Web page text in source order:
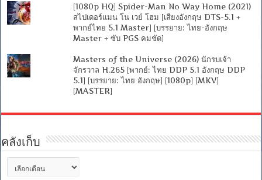
[1080p HQ] Spider-Man No Way Home (2021)
สไปเดอร์แมน โน เวย์ โฮม [เสียงอังกฤษ DTS-5.1 +
พากย์ไทย 5.1 Master] [บรรยาย: ไทย-อังกฤษ
Master + ซับ PGS คมชัด]
Masters of the Universe (2026) นักรบเจ้า
จักรวาล H.265 [พากย์: ไทย DDP 5.1 อังกฤษ DDP
5.1] [บรรยาย: ไทย อังกฤษ] [1080p] [MKV]
[MASTER]
คลังเก็บ
เก็บ